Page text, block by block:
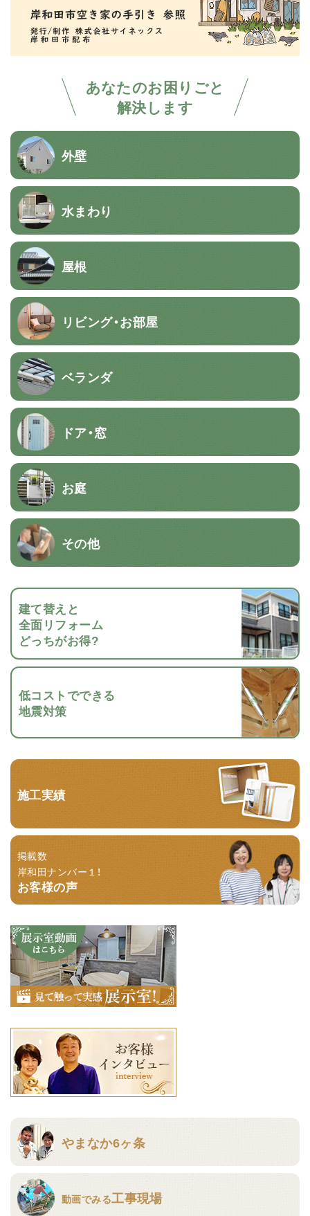
あなたのお困りごと
解決します
外壁
水まわり
屋根
リビング・お部屋
ベランダ
ドア・窓
お庭
その他
建て替えと
全面リフォーム
どっちがお得?
低コストでできる
地震対策
施工実績
掲載数
岸和田ナンバー１！
お客様の声
やまなか6ヶ条
動画でみる工事現場